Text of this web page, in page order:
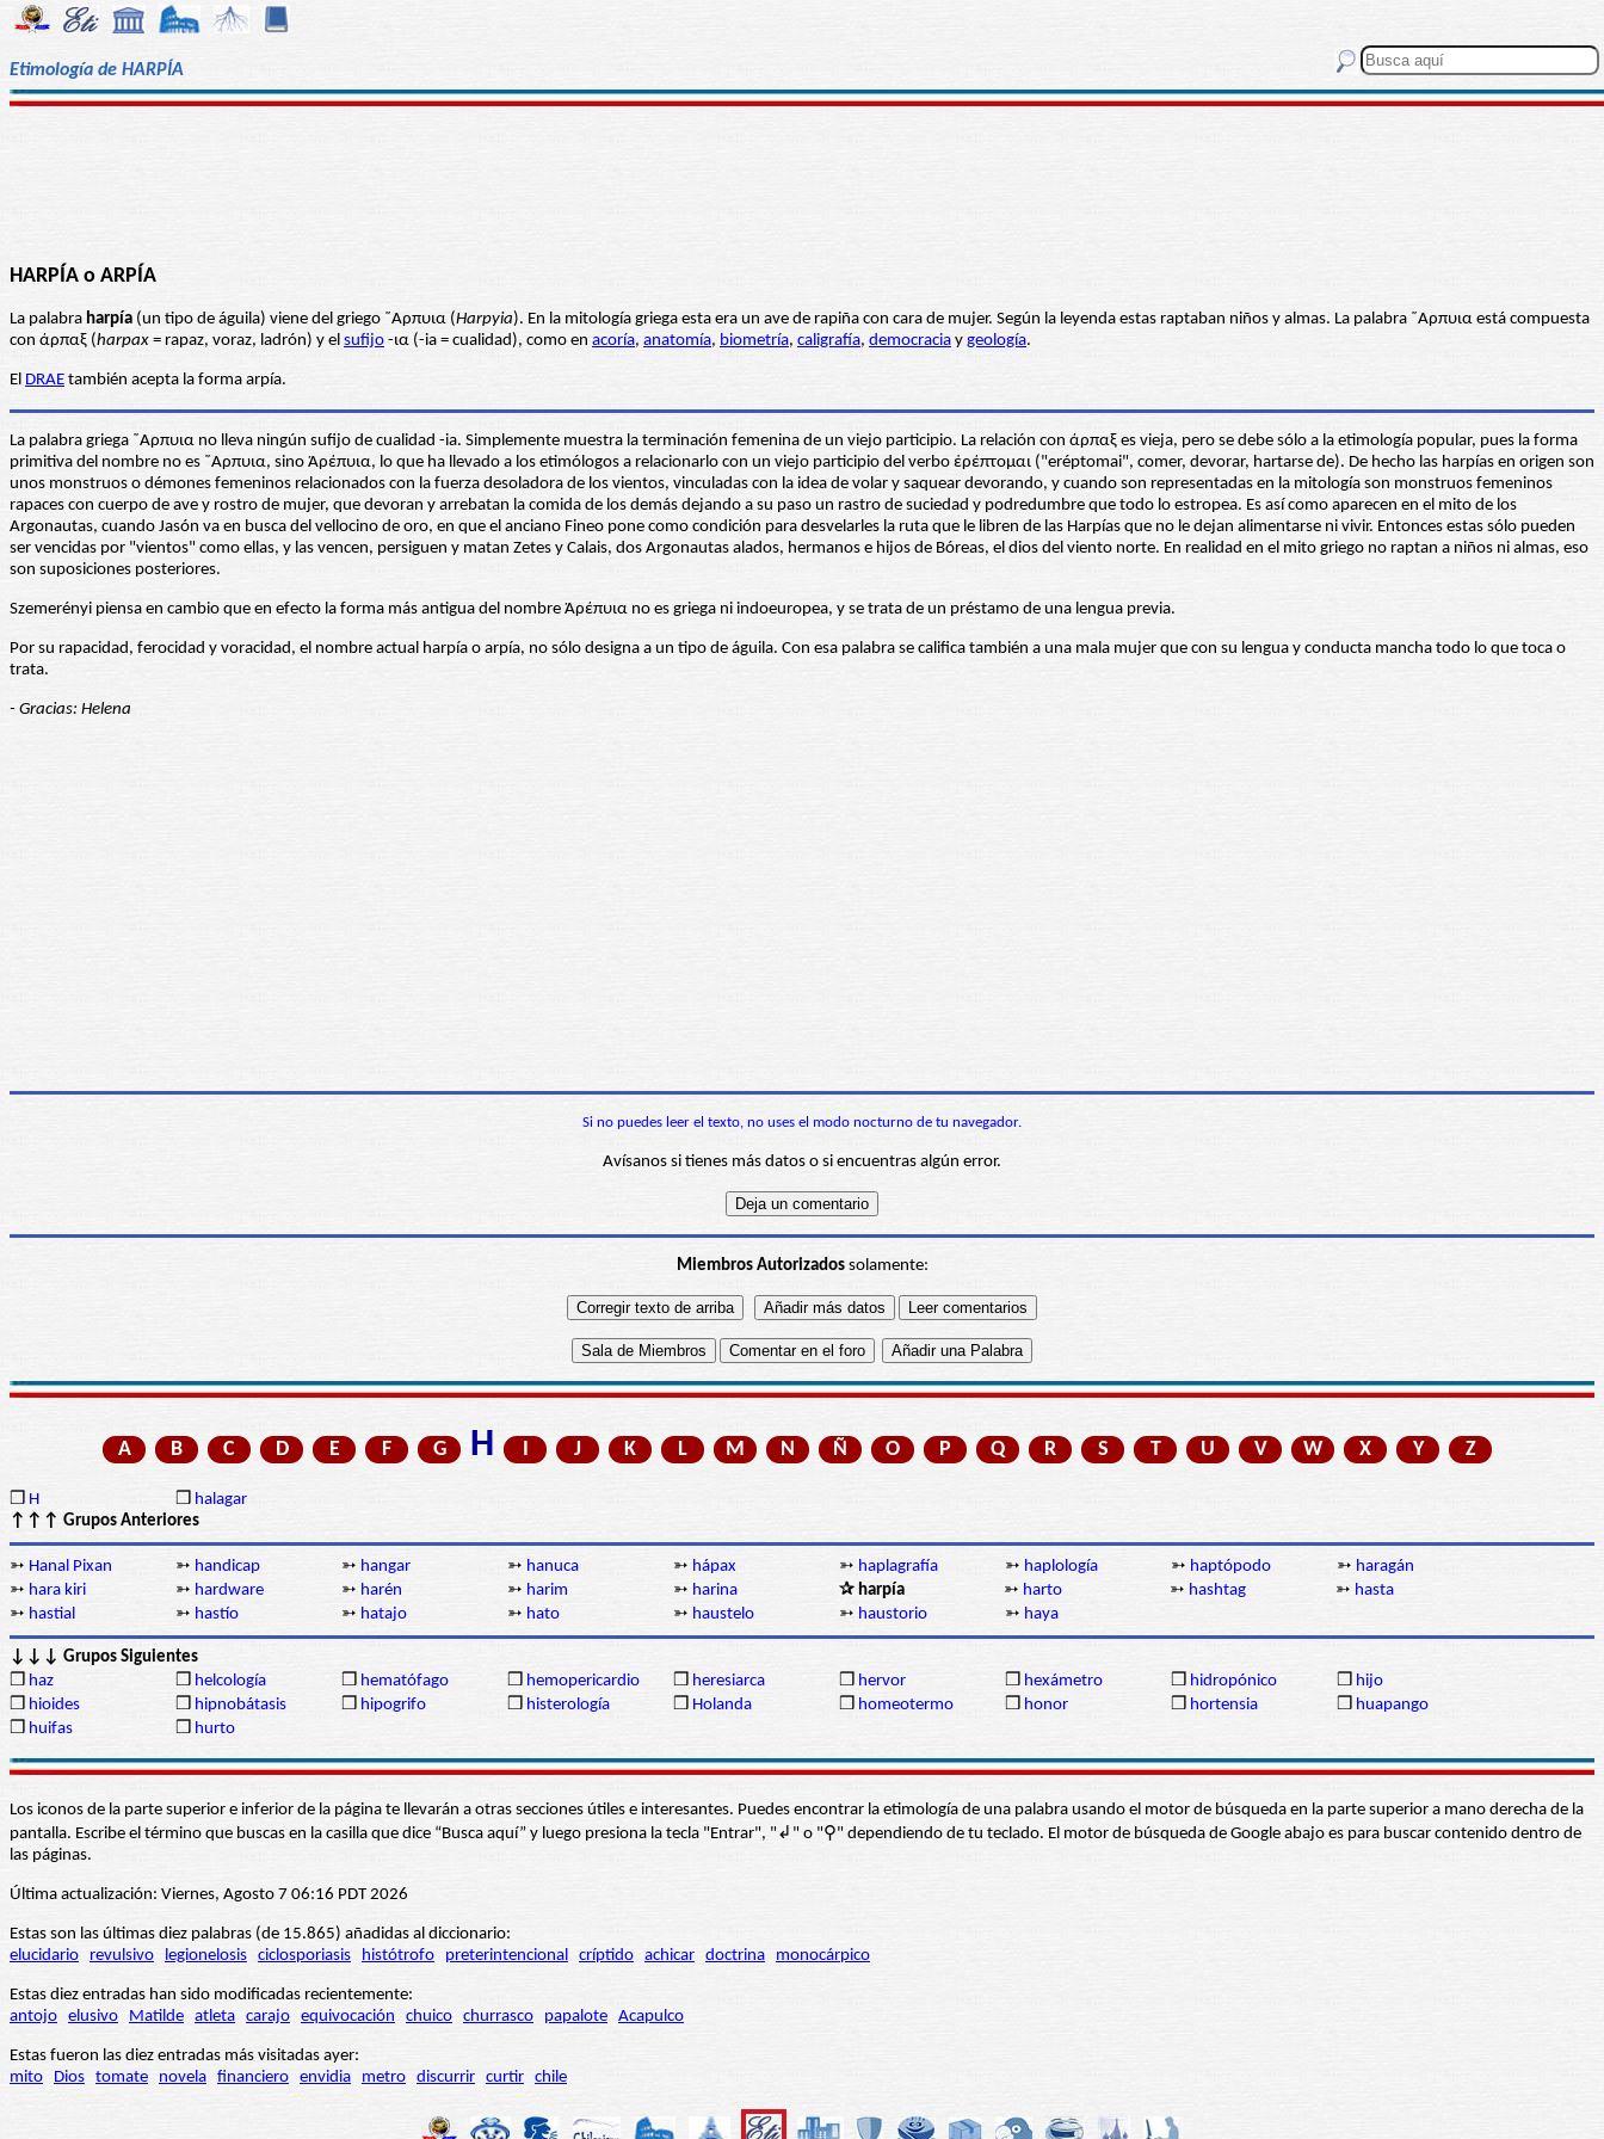
Etimología de HARPÍA
HARPÍA o ARPÍA
La palabra harpía (un tipo de águila) viene del griego ῞Αρπυια (Harpyia). En la mitología griega esta era un ave de rapiña con cara de mujer. Según la leyenda estas raptaban niños y almas. La palabra ῞Αρπυια está compuesta
con άρπαξ (harpax = rapaz, voraz, ladrón) y el sufijo -ια (-ia = cualidad), como en acoría, anatomía, biometría, caligrafía, democracia y geología.
El DRAE también acepta la forma arpía.
La palabra griega ῞Αρπυια no lleva ningún sufijo de cualidad -ia. Simplemente muestra la terminación femenina de un viejo participio. La relación con άρπαξ es vieja, pero se debe sólo a la etimología popular, pues la forma
primitiva del nombre no es ῞Αρπυια, sino Ἁρέπυια, lo que ha llevado a los etimólogos a relacionarlo con un viejo participio del verbo ἐρέπτομαι ("eréptomai", comer, devorar, hartarse de). De hecho las harpías en origen son
unos monstruos o démones femeninos relacionados con la fuerza desoladora de los vientos, vinculadas con la idea de volar y saquear devorando, y cuando son representadas en la mitología son monstruos femeninos
rapaces con cuerpo de ave y rostro de mujer, que devoran y arrebatan la comida de los demás dejando a su paso un rastro de suciedad y podredumbre que todo lo estropea. Es así como aparecen en el mito de los
Argonautas, cuando Jasón va en busca del vellocino de oro, en que el anciano Fineo pone como condición para desvelarles la ruta que le libren de las Harpías que no le dejan alimentarse ni vivir. Entonces estas sólo pueden
ser vencidas por "vientos" como ellas, y las vencen, persiguen y matan Zetes y Calais, dos Argonautas alados, hermanos e hijos de Bóreas, el dios del viento norte. En realidad en el mito griego no raptan a niños ni almas, eso
son suposiciones posteriores.
Szemerényi piensa en cambio que en efecto la forma más antigua del nombre Ἁρέπυια no es griega ni indoeuropea, y se trata de un préstamo de una lengua previa.
Por su rapacidad, ferocidad y voracidad, el nombre actual harpía o arpía, no sólo designa a un tipo de águila. Con esa palabra se califica también a una mala mujer que con su lengua y conducta mancha todo lo que toca o
trata.
- Gracias: Helena
Si no puedes leer el texto, no uses el modo nocturno de tu navegador.
Avísanos si tienes más datos o si encuentras algún error.
Miembros Autorizadossolamente:
A B C D E F G H I J K L M N Ñ O P Q R S T U V W X Y Z
❒ H ❒ halagar
↑↑↑ Grupos Anteriores
➳ Hanal Pixan ➳ handicap ➳ hangar ➳ hanuca ➳ hápax ➳ haplagrafía ➳ haplología ➳ haptópodo ➳ haragán
➳ hara kiri ➳ hardware ➳ harén ➳ harim ➳ harina ✰ harpía ➳ harto ➳ hashtag ➳ hasta
➳ hastial ➳ hastío ➳ hatajo ➳ hato ➳ haustelo ➳ haustorio ➳ haya
↓↓↓ Grupos Siguientes
❒ haz ❒ helcología ❒ hematófago ❒ hemopericardio ❒ heresiarca ❒ hervor ❒ hexámetro ❒ hidropónico ❒ hijo
❒ hioides ❒ hipnobátasis ❒ hipogrifo ❒ histerología ❒ Holanda ❒ homeotermo ❒ honor ❒ hortensia ❒ huapango
❒ huifas ❒ hurto
Los iconos de la parte superior e inferior de la página te llevarán a otras secciones útiles e interesantes. Puedes encontrar la etimología de una palabra usando el motor de búsqueda en la parte superior a mano derecha de la
pantalla. Escribe el término que buscas en la casilla que dice “Busca aquí” y luego presiona la tecla "Entrar", "↲" o "⚲" dependiendo de tu teclado. El motor de búsqueda de Google abajo es para buscar contenido dentro de
las páginas.
Última actualización: Viernes, Agosto 7 06:16 PDT 2026
Estas son las últimas diez palabras (de 15.865) añadidas al diccionario:
elucidario
revulsivo legionelosis ciclosporiasis histótrofo preterintencional críptido achicar doctrina monocárpico
Estas diez entradas han sido modificadas recientemente:
antojo elusivo Matilde atleta carajo equivocación chuico churrasco papalote Acapulco
Estas fueron las diez entradas más visitadas ayer:
mito
Dios tomate novela financiero envidia metro discurrir curtir chile